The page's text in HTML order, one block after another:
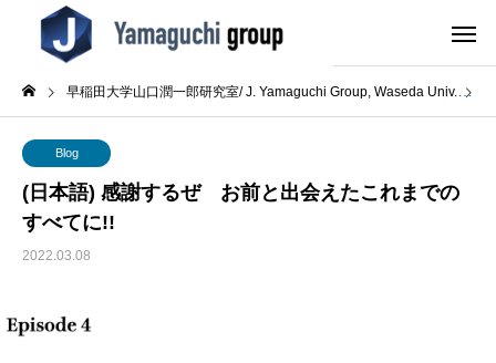
早稲田大学山口潤一郎研究室/ J. Yamaguchi Group, Waseda Univ.
Blog
(日本語) 感謝するぜ お前と出会えたこれまでの
すべてに!!
2022.03.08